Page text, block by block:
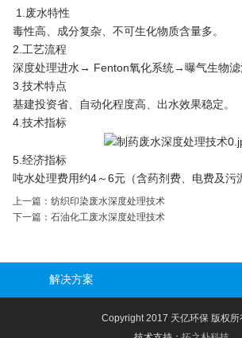
1.废水特性
毒性高、成分复杂、不可生化物质含量多。
2.工艺流程
深度处理进水→ Fenton氧化系统→曝气生物滤
3.技术特点
基建投资省、自动化程度高、出水效果稳定。
4.技术指标
5.经济指标
吨水处理费用约4～6元（含药剂费、电费及污
上一篇： 纺织印染废水深度处理技术
下一篇： 石油化工废水深度处理技术
解决方案
Copyright 2017 天亿环保 版权所